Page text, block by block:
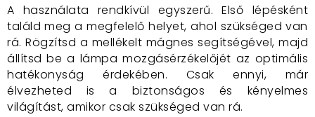
A használata rendkívül egyszerű. Első lépésként
találd meg a megfelelő helyet, ahol szükséged van
rá. Rögzítsd a mellékelt mágnes segítségével, majd
állítsd be a lámpa mozgásérzékelőjét az optimális
hatékonyság érdekében. Csak ennyi, már
élvezheted is a biztonságos és kényelmes
világítást, amikor csak szükséged van rá.